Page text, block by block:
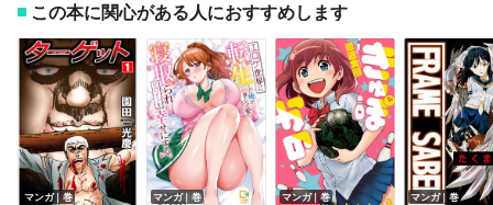
この本に関心がある人におすすめします
マンガ｜巻 マンガ｜巻 マンガ｜巻 マンガ｜巻